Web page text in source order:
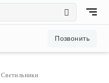
Позвонить
Светильники
××